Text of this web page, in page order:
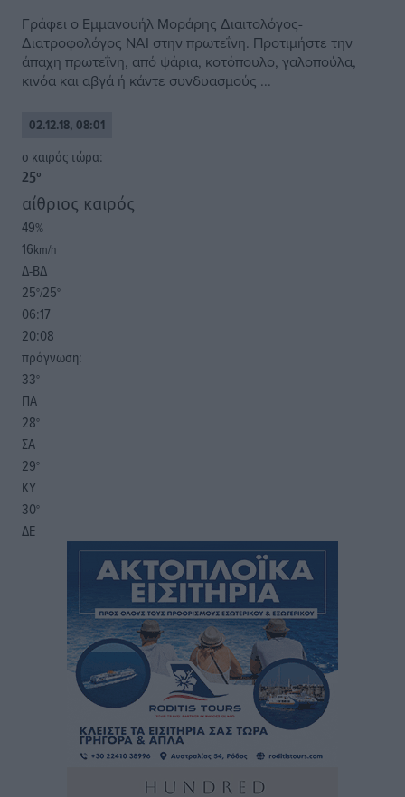
Γράφει ο Εμμανουήλ Μοράρης Διαιτολόγος-
Διατροφολόγος ΝΑΙ στην πρωτεΐνη. Προτιμήστε την
άπαχη πρωτεΐνη, από ψάρια, κοτόπουλο, γαλοπούλα,
κινόα και αβγά ή κάντε συνδυασμούς ...
02.12.18, 08:01
o καιρός τώρα:
25°
αίθριος καιρός
49%
16km/h
Δ-ΒΔ
25°/25°
06:17
20:08
πρόγνωση:
33°
ΠΑ
28°
ΣΑ
29°
ΚΥ
30°
ΔΕ